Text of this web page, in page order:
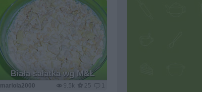
Biała sałatka wg M&Ł
9.5k 25 1
mariola2000